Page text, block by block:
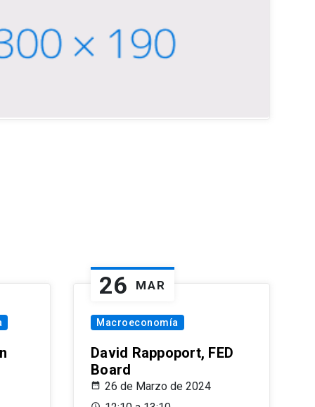
26 MAR
Macroeconomía
David Rappoport, FED
Board
26 de Marzo de 2024